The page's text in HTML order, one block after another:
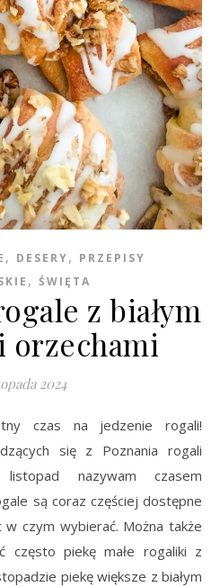
, DESERY, PRZEPISY
, ŚWIĘTA
z białym
orzechami
2024
czas na jedzenie rogali!
się z Poznania rogali
listopad nazywam czasem
są coraz częściej dostępne
czym wybierać. Można także
często piekę małe rogaliki z
piekę większe z białym